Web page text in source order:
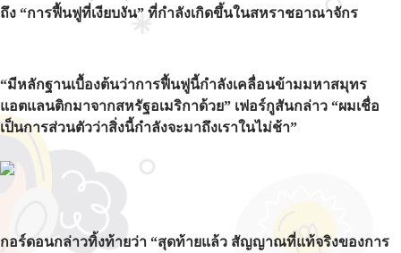
ถึง “การฟื้นฟูที่เงียบงัน” ที่กำลังเกิดขึ้นในสหราชอาณาจักร
“มีหลักฐานเบื้องต้นว่าการฟื้นฟูนี้กำลังเคลื่อนข้ามมหาสมุทร
แอตแลนติกมาจากสหรัฐอเมริกาด้วย” เฟอร์กูสันกล่าว “ผมเชื่อ
เป็นการส่วนตัวว่าสิ่งนี้กำลังจะมาถึงเราในไม่ช้า”
กอร์ดอนกล่าวทิ้งท้ายว่า “สุดท้ายแล้ว สัญญาณที่แท้จริงของการ